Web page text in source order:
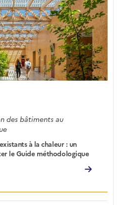
des bâtiments au
à la chaleur : un
le Guide méthodologique